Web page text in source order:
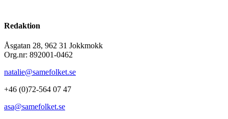
Redaktion
Åsgatan 28, 962 31 Jokkmokk
Org.nr: 892001-0462
natalie@samefolket.se
+46 (0)72-564 07 47
asa@samefolket.se